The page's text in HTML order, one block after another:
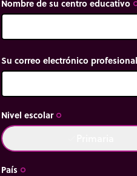
Nombre de su centro educativo
Su correo electrónico profesional
Nivel escolar trip_origin
País trip_origin